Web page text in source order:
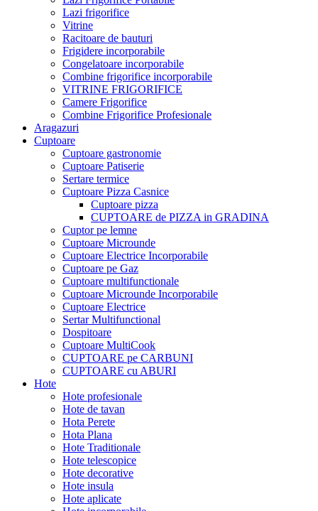
Lazi frigorifice
Vitrine
Racitoare de bauturi
Frigidere incorporabile
Congelatoare incorporabile
Combine frigorifice incorporabile
VITRINE FRIGORIFICE
Camere Frigorifice
Combine Frigorifice Profesionale
Aragazuri
Cuptoare
Cuptoare gastronomie
Cuptoare Patiserie
Sertare termice
Cuptoare Pizza Casnice
Cuptoare pizza
CUPTOARE de PIZZA in GRADINA
Cuptor pe lemne
Cuptoare Microunde
Cuptoare Electrice Incorporabile
Cuptoare pe Gaz
Cuptoare multifunctionale
Cuptoare Microunde Incorporabile
Cuptoare Electrice
Sertar Multifunctional
Dospitoare
Cuptoare MultiCook
CUPTOARE pe CARBUNI
CUPTOARE cu ABURI
Hote
Hote profesionale
Hote de tavan
Hota Perete
Hota Plana
Hote Traditionale
Hote telescopice
Hote decorative
Hote insula
Hote aplicate